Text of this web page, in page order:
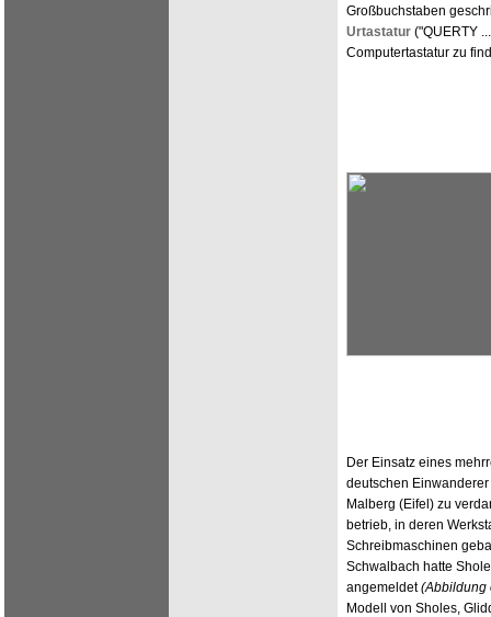
Großbuchstaben
Urtastatur ("QUERTY
Computertastatur zu
Der Einsatz eines
deutschen
Malberg (Eifel) zu
betrieb, in deren
Schreibmaschinen
Schwalbach hatte
angemeldet(Abbildung
Modell von Sholes,